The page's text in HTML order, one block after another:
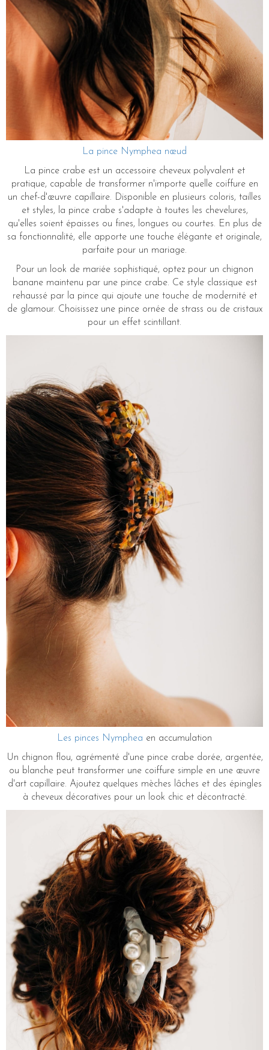
La pince Nymphea nœud
La pince crabe est un accessoire cheveux polyvalent et
pratique, capable de transformer n'importe quelle coiffure en
un chef-d'œuvre capillaire. Disponible en plusieurs coloris, tailles
et styles, la pince crabe s'adapte à toutes les chevelures,
qu'elles soient épaisses ou fines, longues ou courtes. En plus de
sa fonctionnalité, elle apporte une touche élégante et originale,
parfaite pour un mariage.
Pour un look de mariée sophistiqué, optez pour un chignon
banane maintenu par une pince crabe. Ce style classique est
rehaussé par la pince qui ajoute une touche de modernité et
de glamour. Choisissez une pince ornée de strass ou de cristaux
pour un effet scintillant.
Les pinces Nymphea en accumulation
Un chignon flou, agrémenté d'une pince crabe dorée, argentée,
ou blanche peut transformer une coiffure simple en une œuvre
d'art capillaire. Ajoutez quelques mèches lâches et des épingles
à cheveux décoratives pour un look chic et décontracté.